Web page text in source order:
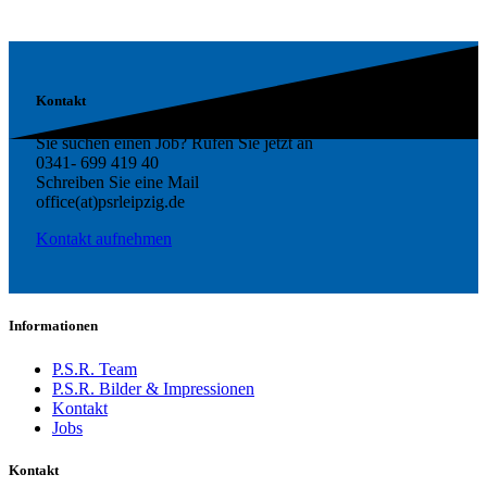
Kontakt
Sie suchen einen Job? Rufen Sie jetzt an
0341- 699 419 40
Schreiben Sie eine Mail
office(at)psrleipzig.de
Kontakt aufnehmen
Informationen
P.S.R. Team
P.S.R. Bilder & Impressionen
Kontakt
Jobs
Kontakt